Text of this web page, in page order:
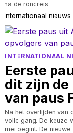
na de rondreis
Internationaal nieuws
INTERNATIONAAL
Eerste
dit zijn de
van paus
Na het overlijden van
volle gang. De keuze
mei begint. De